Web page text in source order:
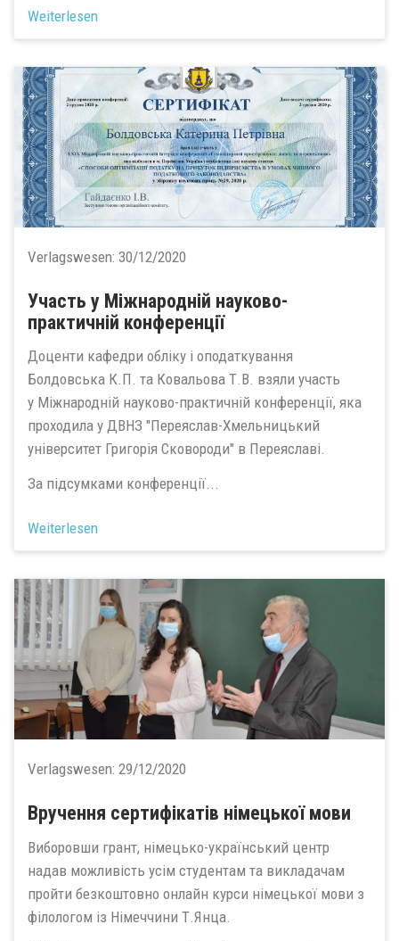
Weiterlesen
Verlagswesen: 30/12/2020
Участь у Міжнародній науково-
практичній конференції
Доценти кафедри обліку і оподаткування
Болдовська К.П. та Ковальова Т.В. взяли участь
у Міжнародній науково-практичній конференції, яка
проходила у ДВНЗ "Переяслав-Хмельницький
університет Григорія Сковороди" в Переяславі.
За підсумками конференції...
Weiterlesen
Verlagswesen: 29/12/2020
Вручення сертифікатів німецької мови
Виборовши грант, німецько-український центр
надав можливість усім студентам та викладачам
пройти безкоштовно онлайн курси німецької мови з
філологом із Німеччини Т.Янца.